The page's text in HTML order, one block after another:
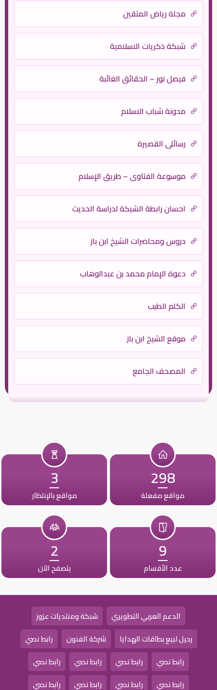
مجلة رياض المتقين
شبكة ذكريات الاسلامية
فيصل نور – الحقائق الغائبة
مدونة شباب الاسلام
رسائلي القصيرة
موسوعة الفتاوى – طريق الإسلام
احسان رابطة الشبكة لدراسة الحديث
دروس ومحاضرات الشيخ ابن باز
دعوة الإمام محمد بن عبدالوهاب
الكلم الطيب
موقع الشيخ ابن باز
المصحف الجامع
298
مواقع مفعلة
3
مواقع بالإنتظار
9
عدد الأقسام
2
يتصفح الآن
الدعم العربي التطويري
شبكة ومنتديات عزوز
رحيل لبيع بطاقات الهدايا
شركة الفنون
رابط نصي
رابط نصي
رابط نصي رابط نصي
رابط نصي
رابط نصي
رابط نصي رابط نصي رابط نصي